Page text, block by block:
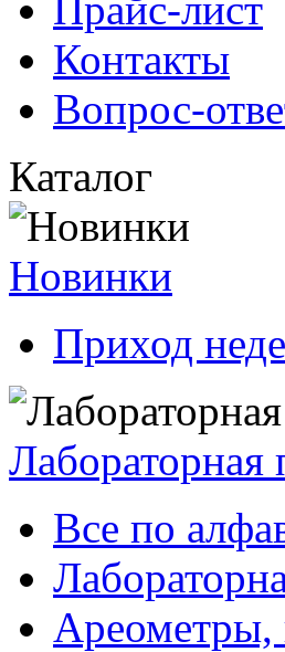
Контакты
Вопрос-
Каталог
Новинки
Приход
Лабораторная
Все по
Ареометры,